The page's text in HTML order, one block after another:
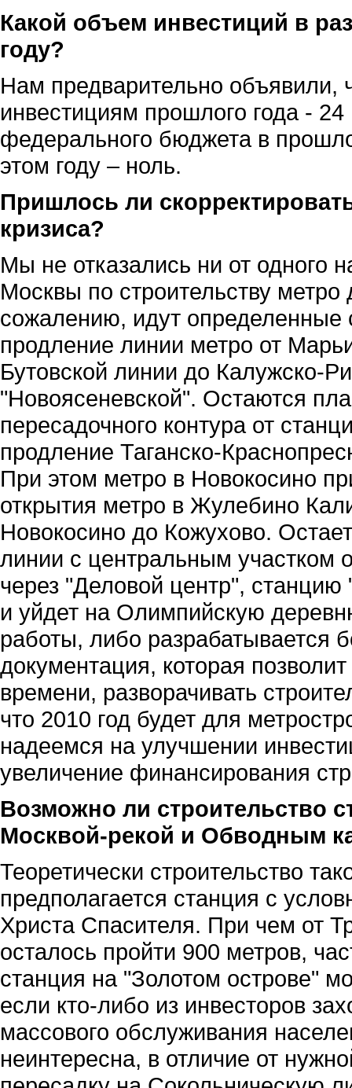
Какой объем инвестиций в
году?
Нам предварительно объявили,
инвестициям прошлого года -
федерального бюджета в
этом году – ноль.
Пришлось ли
кризиса?
Мы не отказались ни от одного
Москвы по строительству
сожалению, идут определенные
продление линии метро от
Бутовской линии до Калужско-
"Новоясеневской". Остаются
пересадочного контура от
продление Таганско-
При этом метро в Новокосино
открытия метро в Жулебино
Новокосино до Кожухово.
линии с центральным участком
через "Деловой центр",
и уйдет на Олимпийскую
работы, либо разрабатывается
документация, которая
времени, разворачивать
что 2010 год будет для
надеемся на улучшении
увеличение финансирования
Возможно ли строительство
Москвой-рекой и Обводным
Теоретически строительство
предполагается станция с
Христа Спасителя. При чем от
осталось пройти 900 метров,
станция на "Золотом острове"
если кто-либо из инвесторов
массового обслуживания
неинтересна, в отличие от